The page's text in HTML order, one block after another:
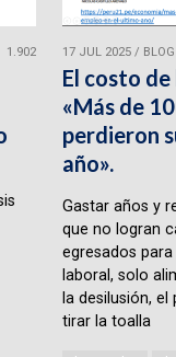
1.902 17 JUL 2025/
El costo
«Más de
perdieron
año».
Gastar años y
que no logran
egresados
laboral, solo
la desilusión,
tirar la toalla